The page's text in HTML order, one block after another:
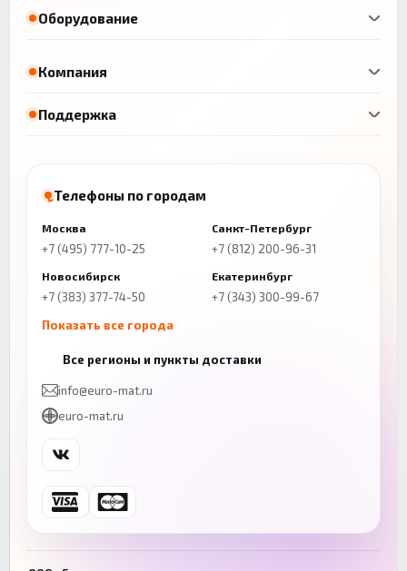
Оборудование
Компания
Поддержка
Телефоны по городам
Москва
+7 (495) 777-10-25
Санкт-Петербург
+7 (812) 200-96-31
Новосибирск
+7 (383) 377-74-50
Екатеринбург
+7 (343) 300-99-67
Показать все города
+7 (843) 206-01-30
Челябинск
+7 (343) 300-99-67
Ростов-на-Дону
+7 (863) 333-50-75
Все регионы и пункты доставки
info@euro-mat.ru
euro-mat.ru